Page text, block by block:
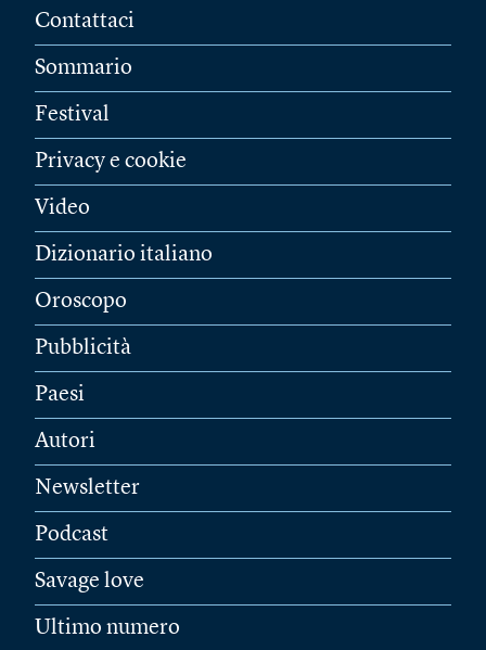
Contattaci
Sommario
Festival
Privacy e cookie
Video
Dizionario italiano
Oroscopo
Pubblicità
Paesi
Autori
Newsletter
Podcast
Savage love
Ultimo numero